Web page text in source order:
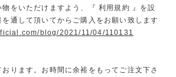
をいただけますよう、『 利用規約 』を設
通して頂いてからご購入をお願い致します
blog/2021/11/04/110131
ります。お時間に余裕をもってご注文下さ